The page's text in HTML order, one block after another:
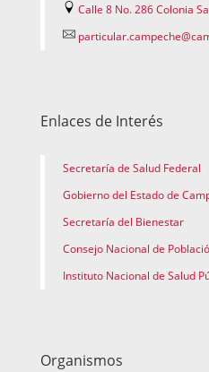
Calle 8 No. 286 Colonia
Enlaces de Interés
Secretaría de Salud Federal
Gobierno del Estado de
Secretaría del Bienestar
Consejo Nacional de
Instituto Nacional de Salud
Organismos